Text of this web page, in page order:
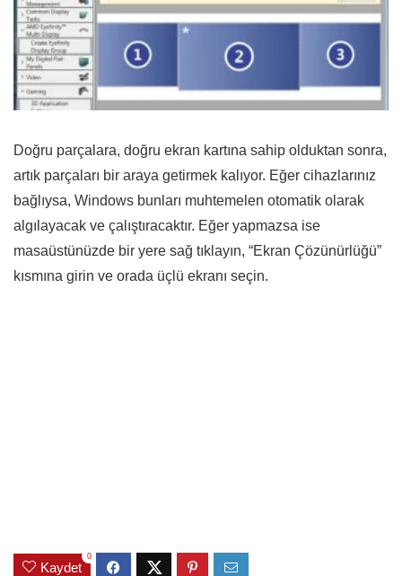
Doğru parçalara, doğru ekran kartına sahip olduktan sonra,
artık parçaları bir araya getirmek kalıyor. Eğer cihazlarınız
bağlıysa, Windows bunları muhtemelen otomatik olarak
algılayacak ve çalıştıracaktır. Eğer yapmazsa ise
masaüstünüzde bir yere sağ tıklayın, “Ekran Çözünürlüğü”
kısmına girin ve orada üçlü ekranı seçin.
Kaydet
0